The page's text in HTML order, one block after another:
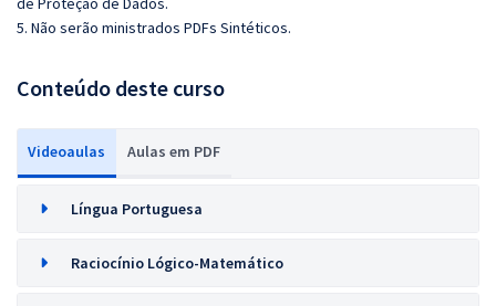
5. Não serão ministrados PDFs Sintéticos.
Conteúdo deste curso
Videoaulas Aulas em PDF
Língua Portuguesa
Raciocínio Lógico-Matemático